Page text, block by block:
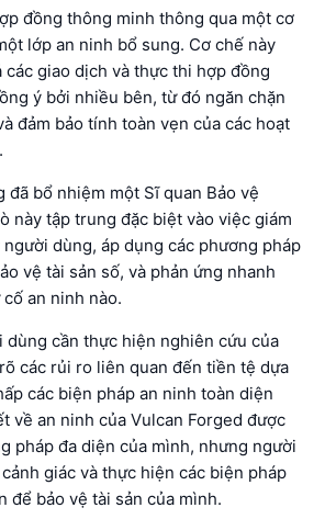
đồng thông minh thông qua một cơ
lớp an ninh bổ sung. Cơ chế này
các giao dịch và thực thi hợp đồng
ý bởi nhiều bên, từ đó ngăn chặn
đảm bảo tính toàn vẹn của các hoạt
đã bổ nhiệm một Sĩ quan Bảo vệ
này tập trung đặc biệt vào việc giám
dùng, áp dụng các phương pháp
vệ tài sản số, và phản ứng nhanh
an ninh nào.
dùng cần thực hiện nghiên cứu của
các rủi ro liên quan đến tiền tệ dựa
các biện pháp an ninh toàn diện
về an ninh của Vulcan Forged được
pháp đa diện của mình, nhưng người
giác và thực hiện các biện pháp
để bảo vệ tài sản của mình.